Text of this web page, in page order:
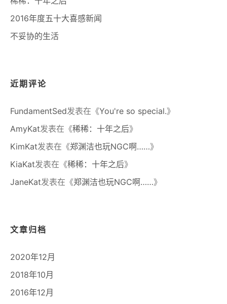
2016年度五十大喜感新闻
不妥协的生活
近期评论
FundamentSed发表在《You're so special.》
AmyKat发表在《稀稀：十年之后》
KimKat发表在《郑渊洁也玩NGC啊……》
KiaKat发表在《稀稀：十年之后》
JaneKat发表在《郑渊洁也玩NGC啊……》
文章归档
2020年12月
2018年10月
2016年12月